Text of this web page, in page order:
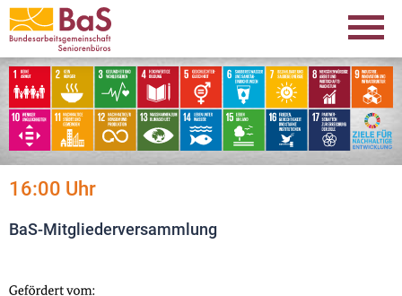
16:00 Uhr
BaS-Mitgliederversammlung